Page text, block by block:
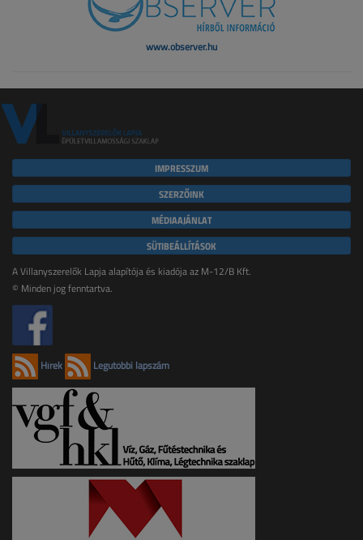
www.observer.hu
IMPRESSZUM
SZERZŐINK
MÉDIAAJÁNLAT
SÜTIBEÁLLÍTÁSOK
A Villanyszerelők Lapja alapítója és kiadója az M-12/B Kft.
© Minden jog fenntartva.
Hírek Legutóbbi lapszám